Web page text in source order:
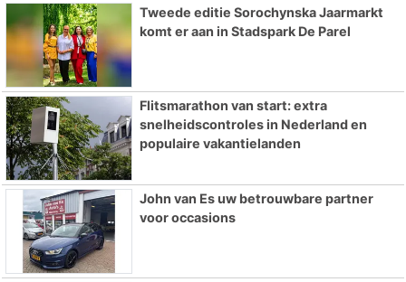
Tweede editie Sorochynska Jaarmarkt
komt er aan in Stadspark De Parel
Flitsmarathon van start: extra
snelheidscontroles in Nederland en
populaire vakantielanden
John van Es uw betrouwbare partner
voor occasions